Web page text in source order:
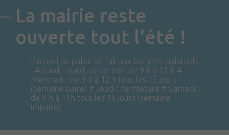
La mairie reste
ouverte tout l'été !
L'accueil au public se fait aux horaires habituels
: # Lundi, mardi, vendredi : de 9 h à 12 h #
Mercredi : de 9 h à 12 h tous les 15 jours
(semaine paire) # Jeudi : fermeture # Samedi :
de 9 h à 11h tous les 15 jours (semaine
impaire)